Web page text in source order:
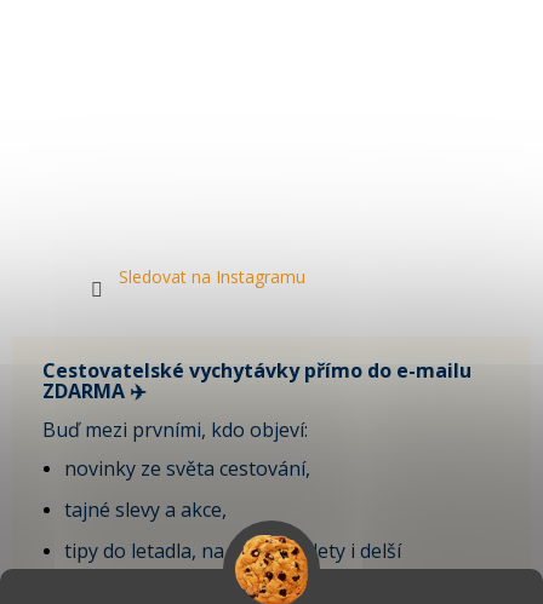
Sledovat na Instagramu
Cestovatelské vychytávky přímo do e-mailu
ZDARMA ✈️
Buď mezi prvními, kdo objeví:
novinky ze světa cestování,
tajné slevy a akce,
tipy do letadla, na krátké výlety i delší
dovolenou,